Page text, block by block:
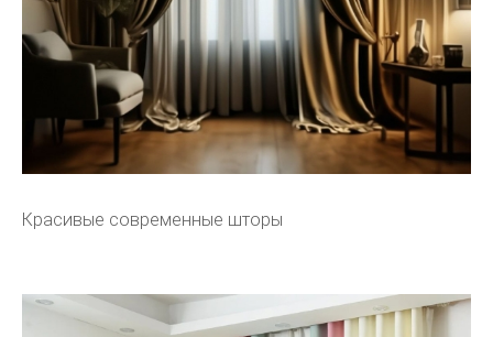
Красивые современные шторы